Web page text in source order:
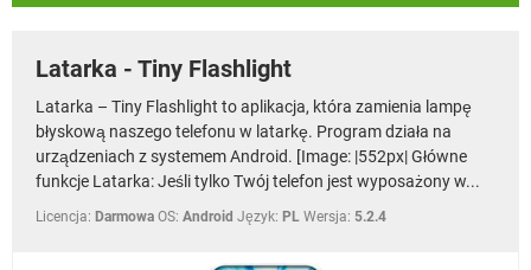
Latarka - Tiny Flashlight
Latarka – Tiny Flashlight to aplikacja, która zamienia lampę
błyskową naszego telefonu w latarkę. Program działa na
urządzeniach z systemem Android. [Image: |552px| Główne
funkcje Latarka: Jeśli tylko Twój telefon jest wyposażony w...
Licencja: Darmowa OS: Android Język: PL Wersja: 5.2.4